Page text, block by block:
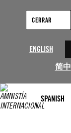
ENGLISH
简中
CERRAR
SPANISH
contenido